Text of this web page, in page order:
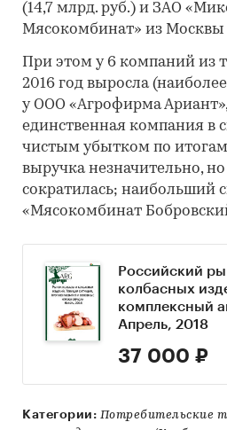
(14,7 млрд. руб.) и ЗАО
Мясокомбинат» из Москвы
При этом у 6 компаний из
2016 год выросла
у ООО «Агрофирма
единственная компания в
чистым убытком по
выручка незначительно,
сократилась; наибольший
«Мясокомбинат
Российский
колбасных
комплексный
Апрель, 2018
37 000 ₽
Категории: Потребительские